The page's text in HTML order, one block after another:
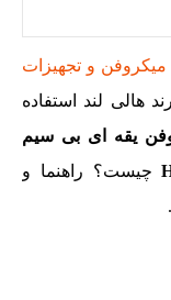
میکروفن و تجهیزات
هالی لند استفاده
یقه ای بی سیم
چیست؟ راهنما و